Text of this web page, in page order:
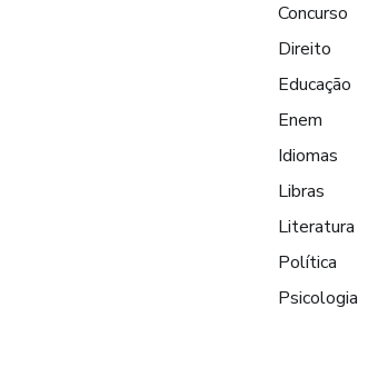
Concurso
Direito
Educação
Enem
Idiomas
Libras
Literatura
Política
Psicologia